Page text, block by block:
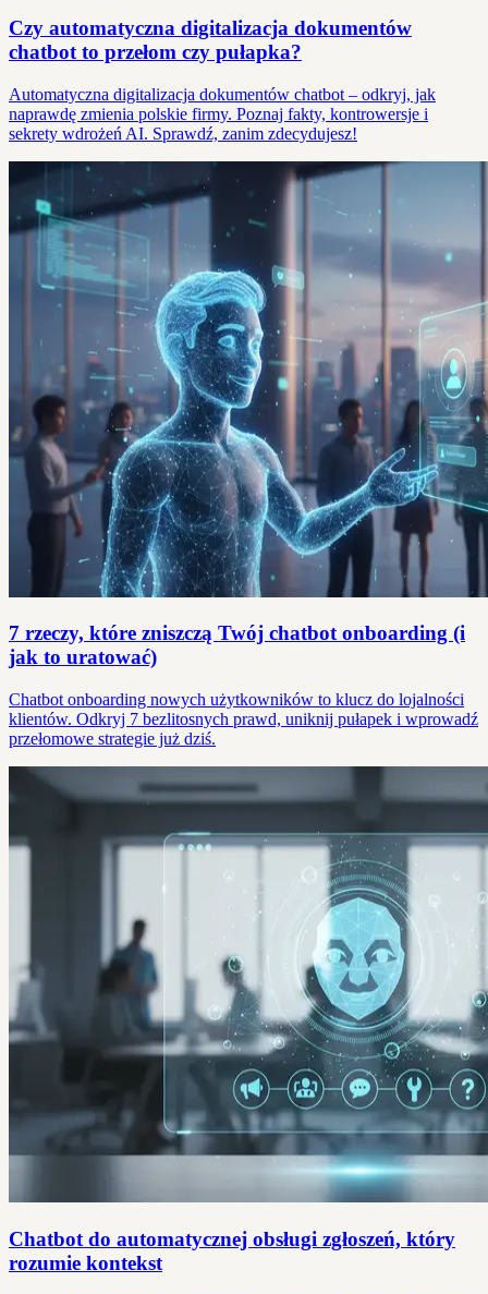
Czy automatyczna digitalizacja dokumentów
chatbot to przełom czy pułapka?
Automatyczna digitalizacja dokumentów chatbot – odkryj, jak
naprawdę zmienia polskie firmy. Poznaj fakty, kontrowersje i
sekrety wdrożeń AI. Sprawdź, zanim zdecydujesz!
7 rzeczy, które zniszczą Twój chatbot onboarding (i
jak to uratować)
Chatbot onboarding nowych użytkowników to klucz do lojalności
klientów. Odkryj 7 bezlitosnych prawd, uniknij pułapek i wprowadź
przełomowe strategie już dziś.
Chatbot do automatycznej obsługi zgłoszeń, który
rozumie kontekst